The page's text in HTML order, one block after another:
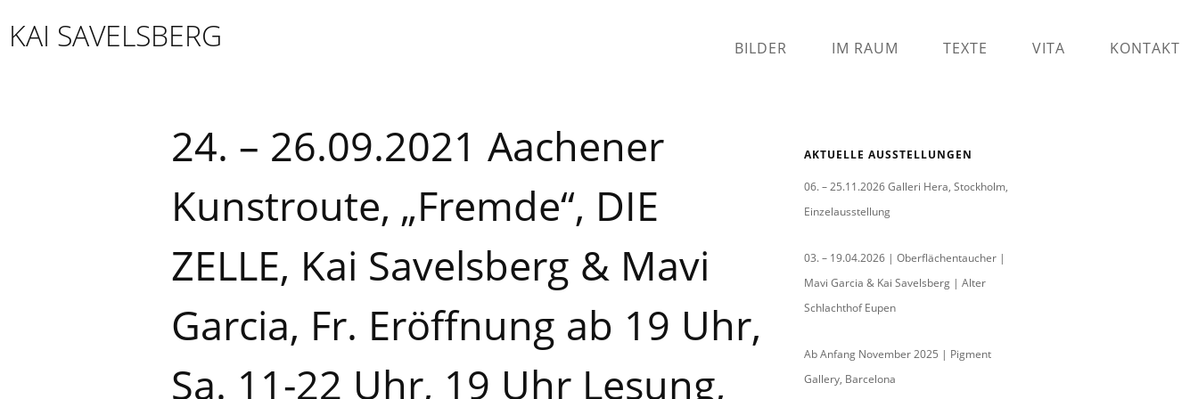
to
content
KAI SAVELSBERG BILDER IM RAUM TEXTE VITA KONTAKT
24. – 26.09.2021 Aachener
Kunstroute, „Fremde“, DIE
ZELLE, Kai Savelsberg & Mavi
Garcia, Fr. Eröffnung ab 19 Uhr,
Sa. 11-22 Uhr, 19 Uhr Lesung,
AKTUELLE AUSSTELLUNGEN
06. – 25.11.2026 Galleri Hera, Stockholm,
Einzelausstellung
03. – 19.04.2026 | Oberflächentaucher |
Mavi Garcia & Kai Savelsberg | Alter
Schlachthof Eupen
Ab Anfang November 2025 | Pigment
Gallery, Barcelona